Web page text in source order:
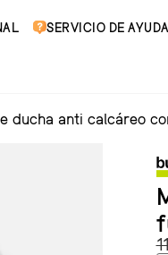
SERVICIO DE AYUDA
ducha anti calcáreo